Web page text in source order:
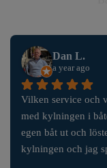
Dan L.
a year ago
Vilken service och
med kylningen i
egen båt ut och
kylningen och jag